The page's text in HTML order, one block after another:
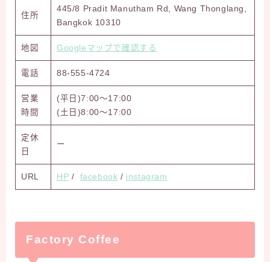
住所
445/8 Pradit Manutham Rd, Wang Thonglang,
Bangkok 10310
地図 Googleマップで確認する
電話 88-555-4724
営業
時間
(平日)7:00～17:00
(土日)8:00～17:00
定休
日
ー
URL HP / facebook / instagram
Factory Coffee